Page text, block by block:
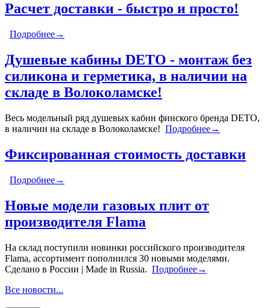
Расчет доставки - быстро и просто!
Подробнее→
Душевые кабины DETO - монтаж без
силикона и герметика, в наличии на
складе в Волоколамске!
Весь модельный ряд душевых кабин финского бренда DETO,
в наличии на складе в Волоколамске! Подробнее→
Фиксированная стоимость доставки
Подробнее→
Новые модели газовых плит от
производителя Flama
На склад поступили новинки российского производителя
Flama, ассортимент пополнился 30 новыми моделями.
Сделано в России | Made in Russia. Подробнее→
Все новости...